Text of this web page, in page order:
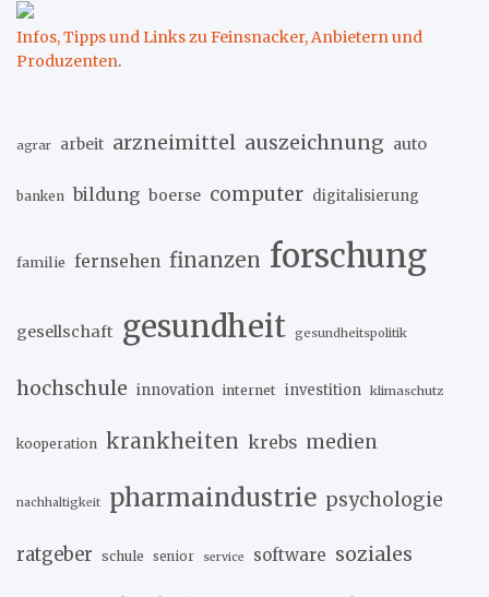
Infos, Tipps und Links zu Feinsnacker, Anbietern und
Produzenten.
agrar arbeit arzneimittel auszeichnung auto
banken bildung boerse computer digitalisierung
familie fernsehen finanzen forschung
gesellschaft gesundheit gesundheitspolitik
hochschule innovation internet investition klimaschutz
kooperation krankheiten krebs medien
nachhaltigkeit pharmaindustrie psychologie
ratgeber schule senior service software soziales